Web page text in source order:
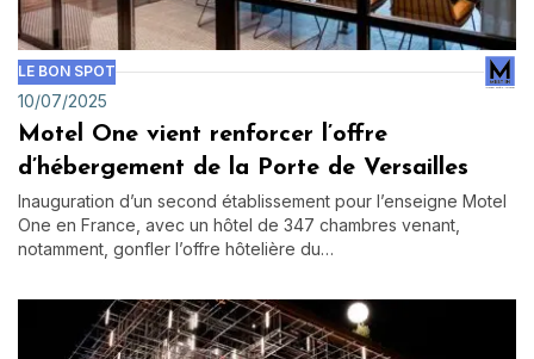
LE BON SPOT
10/07/2025
Motel One vient renforcer l’offre
d’hébergement de la Porte de Versailles
Inauguration d’un second établissement pour l’enseigne Motel
One en France, avec un hôtel de 347 chambres venant,
notamment, gonfler l’offre hôtelière du…